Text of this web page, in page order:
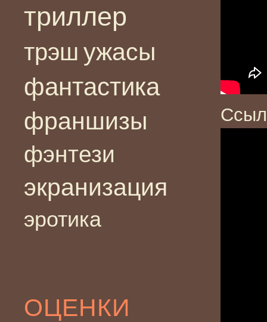
триллер
трэш ужасы
фантастика
франшизы
фэнтези
экранизация
эротика
ОЦЕНКИ